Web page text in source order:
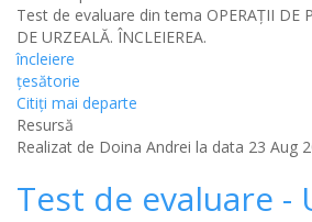
Test de evaluare din tema OPERAŢII DE
DE URZEALĂ. ÎNCLEIEREA.
încleiere
țesătorie
Citiţi mai departe
Resursă
Realizat de Doina Andrei la data 23 Aug
Test de evaluare -